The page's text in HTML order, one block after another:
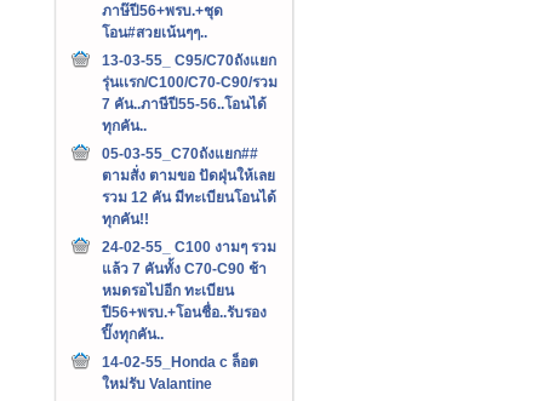
ภาษ๊ปี56+พรบ.+ชุด
โอน#สวยเน้นๆๆ..
13-03-55_ C95/C70ถังแยก
รุ่นเเรก/C100/C70-C90/รวม
7 คัน..ภาษีปี55-56..โอนได้
ทุกคัน..
05-03-55_C70ถังแยก##
ตามสั่ง ตามขอ ปัดฝุ่นให้เลย
รวม 12 คัน มีทะเบียนโอนได้
ทุกคัน!!
24-02-55_ C100 งามๆ รวม
แล้ว 7 คันทั้ง C70-C90 ช้า
หมดรอไปอีก ทะเบียน
ปี56+พรบ.+โอนชื่อ..รับรอง
ปิ๊งทุกคัน..
14-02-55_Honda c ล็อต
ใหม่รับ Valantine